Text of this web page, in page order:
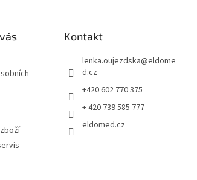
Kontakt
lenka.oujezdska@eldome
d.cz
+420 602 770 375
+ 420 739 585 777
eldomed.cz